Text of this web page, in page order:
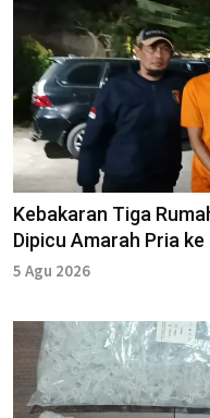
Kebakaran Tiga
Dipicu Amarah Pria
5 Agu 2026